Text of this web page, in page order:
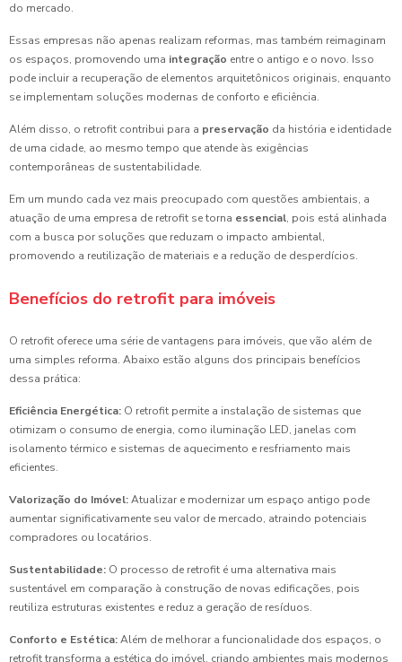
do mercado.
Essas empresas não apenas realizam reformas, mas também reimaginam
os espaços, promovendo uma integração entre o antigo e o novo. Isso
pode incluir a recuperação de elementos arquitetônicos originais, enquanto
se implementam soluções modernas de conforto e eficiência.
Além disso, o retrofit contribui para a preservação da história e identidade
de uma cidade, ao mesmo tempo que atende às exigências
contemporâneas de sustentabilidade.
Em um mundo cada vez mais preocupado com questões ambientais, a
atuação de uma empresa de retrofit se torna essencial, pois está alinhada
com a busca por soluções que reduzam o impacto ambiental,
promovendo a reutilização de materiais e a redução de desperdícios.
Benefícios do retrofit para imóveis
O retrofit oferece uma série de vantagens para imóveis, que vão além de
uma simples reforma. Abaixo estão alguns dos principais benefícios
dessa prática:
Eficiência Energética: O retrofit permite a instalação de sistemas que
otimizam o consumo de energia, como iluminação LED, janelas com
isolamento térmico e sistemas de aquecimento e resfriamento mais
eficientes.
Valorização do Imóvel:Atualizar e modernizar um espaço antigo pode
aumentar significativamente seu valor de mercado, atraindo potenciais
compradores ou locatários.
Sustentabilidade: O processo de retrofit é uma alternativa mais
sustentável em comparação à construção de novas edificações, pois
reutiliza estruturas existentes e reduz a geração de resíduos.
Conforto e Estética:Além de melhorar a funcionalidade dos espaços, o
retrofit transforma a estética do imóvel, criando ambientes mais modernos